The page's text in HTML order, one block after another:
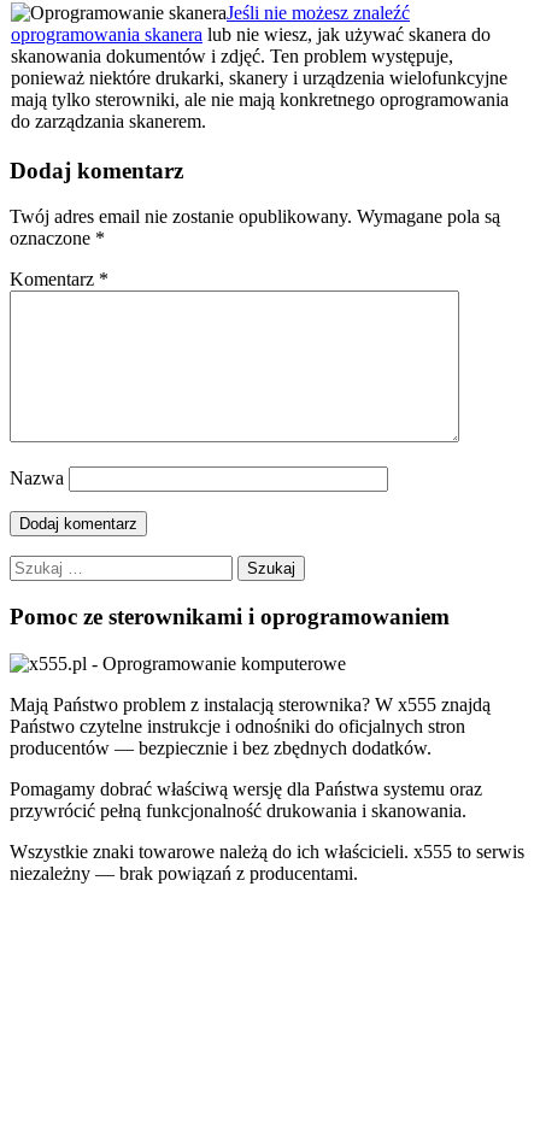
Jeśli nie możesz znaleźć
oprogramowania skanera lub nie wiesz, jak używać skanera do
skanowania dokumentów i zdjęć. Ten problem występuje,
ponieważ niektóre drukarki, skanery i urządzenia wielofunkcyjne
mają tylko sterowniki, ale nie mają konkretnego oprogramowania
do zarządzania skanerem.
Dodaj komentarz
Twój adres email nie zostanie opublikowany. Wymagane pola są
oznaczone *
Komentarz *
Nazwa
Szukaj:
Pomoc ze sterownikami i oprogramowaniem
Mają Państwo problem z instalacją sterownika? W x555 znajdą
Państwo czytelne instrukcje i odnośniki do oficjalnych stron
producentów — bezpiecznie i bez zbędnych dodatków.
Pomagamy dobrać właściwą wersję dla Państwa systemu oraz
przywrócić pełną funkcjonalność drukowania i skanowania.
Wszystkie znaki towarowe należą do ich właścicieli. x555 to serwis
niezależny — brak powiązań z producentami.